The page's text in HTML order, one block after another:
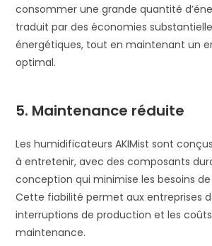
consommer une grande quantité
traduit par des économies
énergétiques, tout en maintenant un
optimal.
5. Maintenance réduite
Les humidificateurs AKIMist sont
à entretenir, avec des composants
conception qui minimise les besoins
Cette fiabilité permet aux entreprises
interruptions de production et les
maintenance.